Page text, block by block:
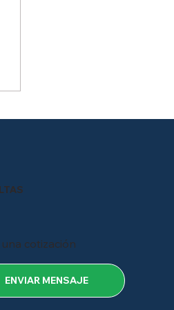
cotización
ENVIAR MENSAJE